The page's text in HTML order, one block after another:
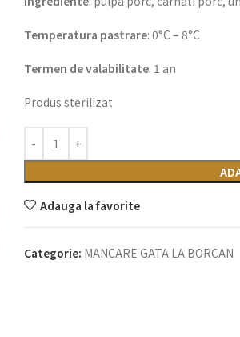
Temperatura pastrare: 0°C – 8°C
Termen de valabilitate: 1 an
Produs sterilizat
Adauga la favorite
Categorie: MANCARE GATA LA BORCAN